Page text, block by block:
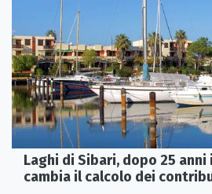
Laghi di Sibari, dopo 25
cambia il calcolo dei